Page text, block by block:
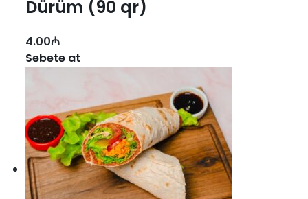
Dürüm (90 qr)
4.00₼
Səbətə at